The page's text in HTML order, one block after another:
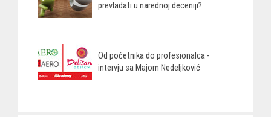
prevladati u narednoj deceniji?
Od početnika do profesionalca -
intervju sa Majom Nedeljković